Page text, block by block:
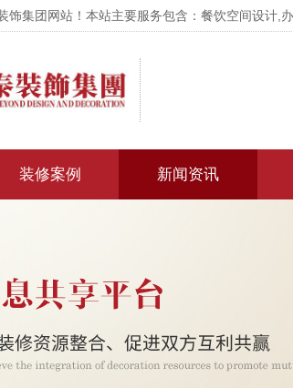
饰集团网站！本站主要服务包含：餐饮空间设计,
装修案例 新闻资讯